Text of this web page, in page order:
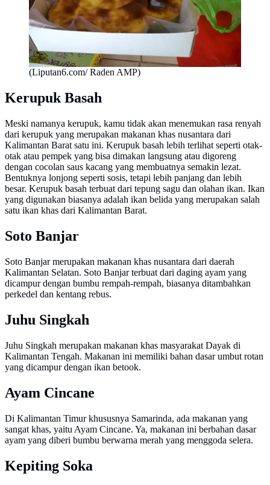
(Liputan6.com/ Raden AMP)
Kerupuk Basah
Meski namanya kerupuk, kamu tidak akan menemukan rasa renyah
dari kerupuk yang merupakan makanan khas nusantara dari
Kalimantan Barat satu ini. Kerupuk basah lebih terlihat seperti otak-
otak atau pempek yang bisa dimakan langsung atau digoreng
dengan cocolan saus kacang yang membuatnya semakin lezat.
Bentuknya lonjong seperti sosis, tetapi lebih panjang dan lebih
besar. Kerupuk basah terbuat dari tepung sagu dan olahan ikan. Ikan
yang digunakan biasanya adalah ikan belida yang merupakan salah
satu ikan khas dari Kalimantan Barat.
Soto Banjar
Soto Banjar merupakan makanan khas nusantara dari daerah
Kalimantan Selatan. Soto Banjar terbuat dari daging ayam yang
dicampur dengan bumbu rempah-rempah, biasanya ditambahkan
perkedel dan kentang rebus.
Juhu Singkah
Juhu Singkah merupakan makanan khas masyarakat Dayak di
Kalimantan Tengah. Makanan ini memiliki bahan dasar umbut rotan
yang dicampur dengan ikan betook.
Ayam Cincane
Di Kalimantan Timur khususnya Samarinda, ada makanan yang
sangat khas, yaitu Ayam Cincane. Ya, makanan ini berbahan dasar
ayam yang diberi bumbu berwarna merah yang menggoda selera.
Kepiting Soka